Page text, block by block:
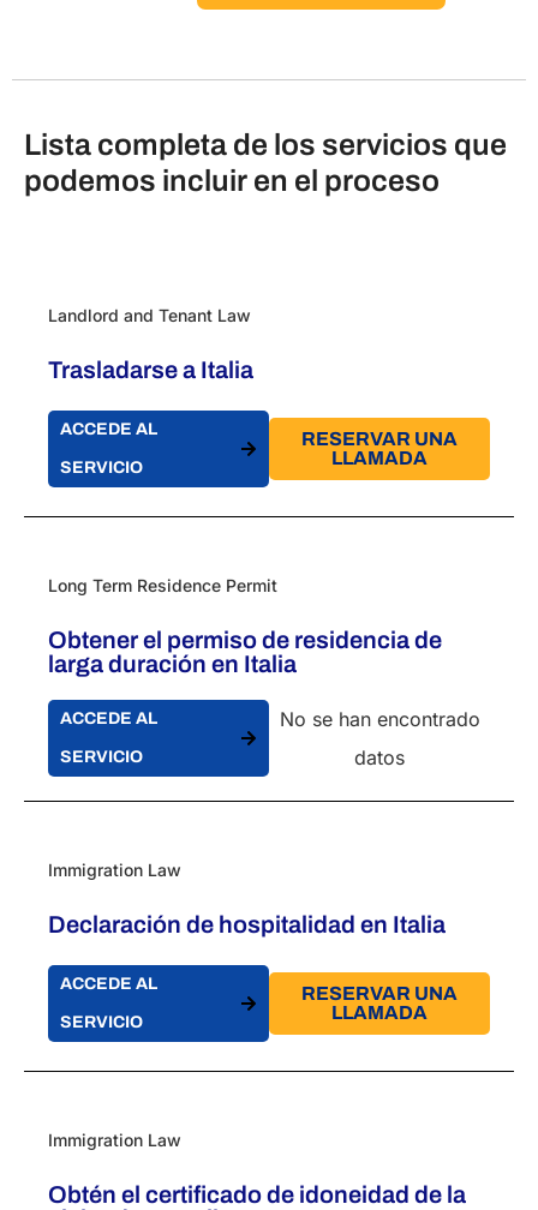
Lista completa de los servicios que
podemos incluir en el proceso
Landlord and Tenant Law
Trasladarse a Italia
ACCEDE AL
SERVICIO
RESERVAR UNA
LLAMADA
Long Term Residence Permit
Obtener el permiso de residencia de
larga duración en Italia
ACCEDE AL
SERVICIO
No se han encontrado
datos
Immigration Law
Declaración de hospitalidad en Italia
ACCEDE AL
SERVICIO
RESERVAR UNA
LLAMADA
Immigration Law
Obtén el certificado de idoneidad de la